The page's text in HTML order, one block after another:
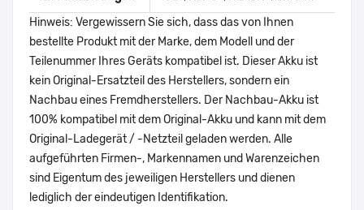
Hinweis: Vergewissern Sie sich, dass das von Ihnen
bestellte Produkt mit der Marke, dem Modell und der
Teilenummer Ihres Geräts kompatibel ist. Dieser Akku ist
kein Original-Ersatzteil des Herstellers, sondern ein
Nachbau eines Fremdherstellers. Der Nachbau-Akku ist
100% kompatibel mit dem Original-Akku und kann mit dem
Original-Ladegerät / -Netzteil geladen werden. Alle
aufgeführten Firmen-, Markennamen und Warenzeichen
sind Eigentum des jeweiligen Herstellers und dienen
lediglich der eindeutigen Identifikation.